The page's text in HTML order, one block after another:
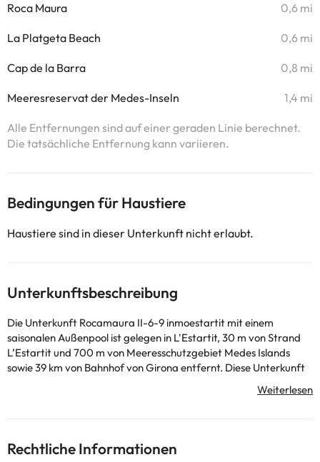
Roca Maura 0,6 mi
La Platgeta Beach 0,6 mi
Cap de la Barra 0,8 mi
Meeresreservat der Medes-Inseln 1,4 mi
Alle Entfernungen sind auf einer geraden Linie berechnet.
Die tatsächliche Entfernung kann variieren.
Bedingungen für Haustiere
Haustiere sind in dieser Unterkunft nicht erlaubt.
Unterkunftsbeschreibung
Die Unterkunft Rocamaura II-6-9 inmoestartit mit einem
saisonalen Außenpool ist gelegen in L'Estartit, 30 m von Strand
L’Estartit und 700 m von Meeresschutzgebiet Medes Islands
sowie 39 km von Bahnhof von Girona entfernt. Diese Unterkunft
direkt am Strand bietet Zugang zu einem Balkon, kostenlosen
Küche mit einem Kühlschrank und einem Ofen sowie 1
Badezimmer mit einer Dusche. Für zusätzlichen Komfort kann die
Rechtliche Informationen